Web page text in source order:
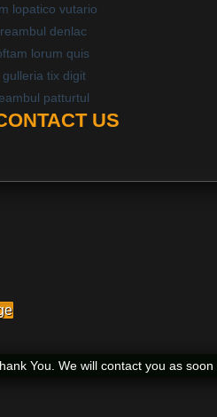
lopatico vutario
denlac
lorum quis
tix digit
patturtul
US
You. We will contact you as